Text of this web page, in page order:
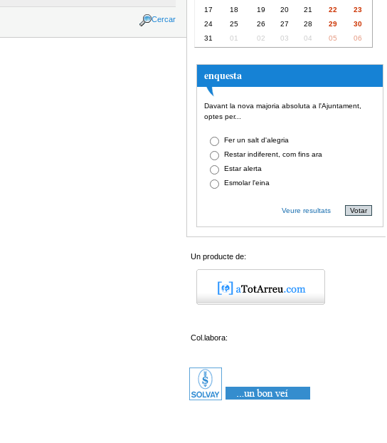
Cercar
17
18 19 20 21 22
23
24
25 26 27 28 29
30
31
01 02 03 04 05 06
enquesta
Davant la nova majoria absoluta a l'Ajuntament,
optes per...
Fer un salt d'alegria
Restar indiferent, com fins ara
Estar alerta
Esmolar l'eina
Veure resultats
Un producte de:
Col.labora: